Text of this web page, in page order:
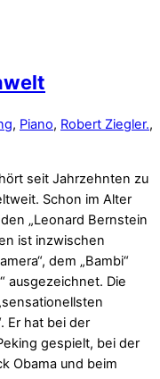
, Piano, Robert Ziegler.,
seit Jahrzehnten zu
Schon im Alter
„Leonard Bernstein
ist inzwischen
dem „Bambi“
ausgezeichnet. Die
Er hat bei der
gespielt, bei der
Obama und beim